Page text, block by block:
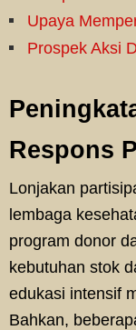
Upaya
Prospek Aksi
Respons
Lonjakan
lembaga
program donor
kebutuhan stok
edukasi intensif
Bahkan,